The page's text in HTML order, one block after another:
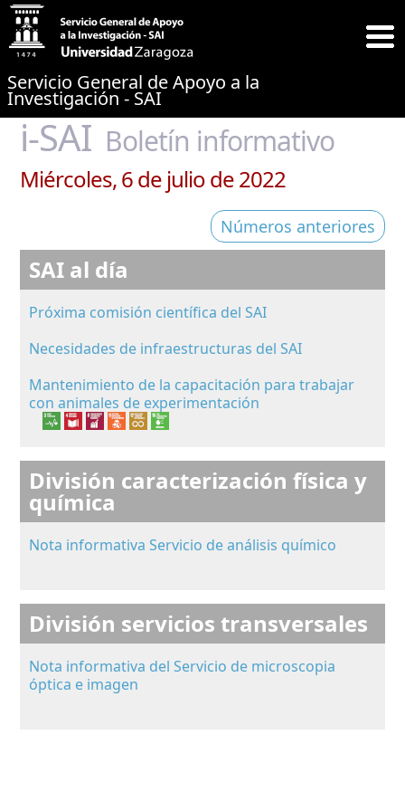
Servicio General de Apoyo a la
Investigación - SAI
i-SAI Boletín informativo
Miércoles, 6 de julio de 2022
Números anteriores
SAI al día
Próxima comisión científica del SAI
Necesidades de infraestructuras del SAI
Mantenimiento de la capacitación para trabajar
con animales de experimentación
División caracterización física y
química
Nota informativa Servicio de análisis químico
División servicios transversales
Nota informativa del Servicio de microscopia
óptica e imagen